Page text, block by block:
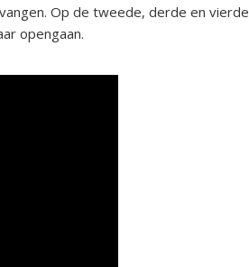
Op de tweede, derde en vierde
opengaan.